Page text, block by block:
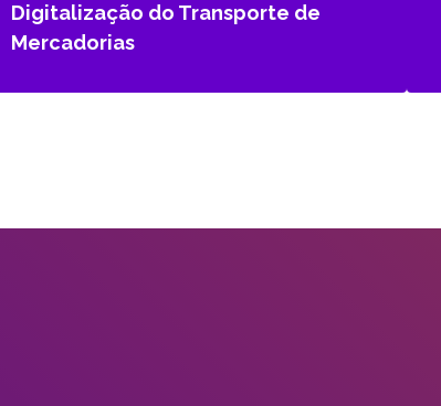
Digitalização do Transporte de
Mercadorias